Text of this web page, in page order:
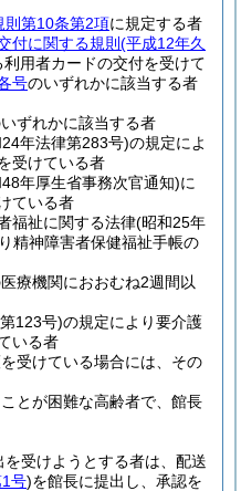
則第10条第2項に規定する者
付に関する規則 (平成12年久
利用者カードの交付を受けて
号のいずれかに該当する者
ずれかに該当する者
年法律第283号)の規定によ
受けている者
年厚生省事務次官通知)に
ている者
福祉に関する法律(昭和25年
精神障害者保健福祉手帳の
療機関におおむね2週間以
123号)の規定により要介護
いる者
受けている場合には、その
とが困難な高齢者で、館長
受けようとする者は、配送
号)を館長に提出し、承認を